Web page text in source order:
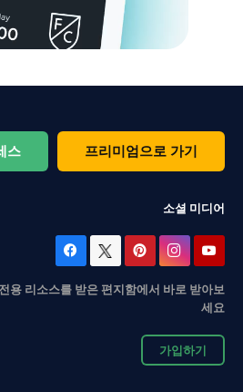
스 프리미엄으로 가기
소셜 미디어
전용 리소스를 받은 편지함에서 바로 받아보
세요
가입하기